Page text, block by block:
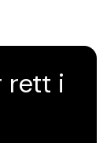
rett i